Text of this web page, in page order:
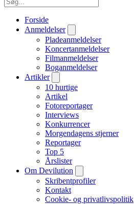
Forside
Anmeldelser
Pladeanmeldelser
Koncertanmeldelser
Filmanmeldelser
Boganmeldelser
Artikler
10 hurtige
Artikel
Fotoreportager
Interviews
Konkurrencer
Morgendagens stjerner
Reportager
Top 5
Årslister
Om Devilution
Skribentprofiler
Kontakt
Cookie- og privatlivspolitik